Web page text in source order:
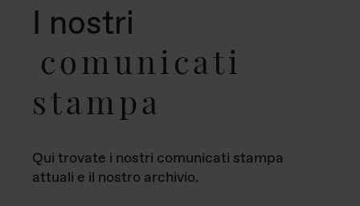
I nostri
comunicati
stampa
Qui trovate i nostri comunicati stampa
attuali e il nostro archivio.